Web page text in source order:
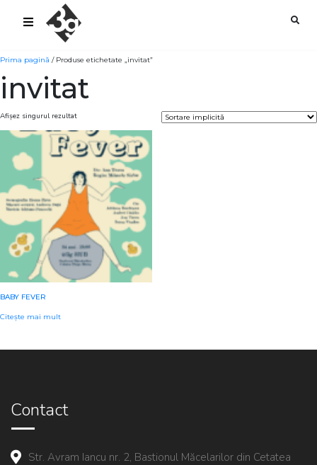
sold-out-button {{acf:sold_out}}
Prima pagină / Produse etichetate „invitat”
invitat
Afișez singurul rezultat
BABY FEVER
Citește mai mult
Contact
Str. Avram Iancu nr. 2, Bastionul Măcelarilor din Cetatea